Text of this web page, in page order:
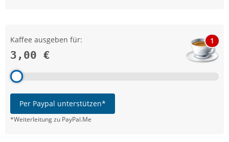
Kaffee ausgeben für:
3,00 €
1
Per Paypal unterstützen*
*Weiterleitung zu PayPal.Me